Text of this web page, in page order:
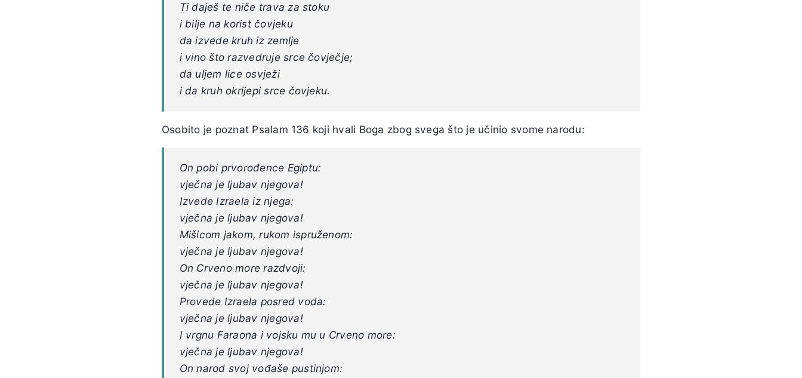
Ti daješ te niče trava za stoku
i bilje na korist čovjeku
da izvede kruh iz zemlje
i vino što razvedruje srce čovječje;
da uljem lice osvježi
i da kruh okrijepi srce čovjeku.
Osobito je poznat Psalam 136 koji hvali Boga zbog svega što je učinio svome narodu:
On pobi prvorođence Egiptu:
vječna je ljubav njegova!
Izvede Izraela iz njega:
vječna je ljubav njegova!
Mišicom jakom, rukom ispruženom:
vječna je ljubav njegova!
On Crveno more razdvoji:
vječna je ljubav njegova!
Provede Izraela posred voda:
vječna je ljubav njegova!
I vrgnu Faraona i vojsku mu u Crveno more:
vječna je ljubav njegova!
On narod svoj vođaše pustinjom: